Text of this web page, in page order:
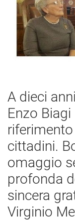
A dieci
Enzo
cittadini.
omaggio
profonda
sincera
Virginio